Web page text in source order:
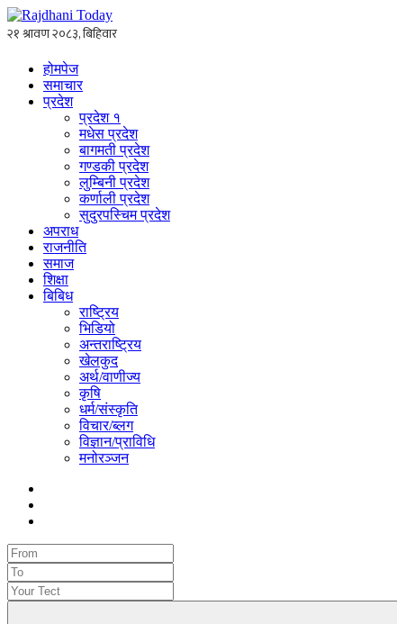
होमपेज
समाचार
प्रदेश
प्रदेश १
मधेस प्रदेश
बागमती प्रदेश
गण्डकी प्रदेश
लुम्बिनी प्रदेश
कर्णाली प्रदेश
सुदुरपस्चिम प्रदेश
अपराध
राजनीति
समाज
शिक्षा
बिबिध
राष्ट्रिय
भिडियो
अन्तराष्ट्रिय
खेलकुद
अर्थ/वाणीज्य
कृषि
धर्म/संस्कृति
विचार/ब्लग
विज्ञान/प्राविधि
मनोरञ्जन